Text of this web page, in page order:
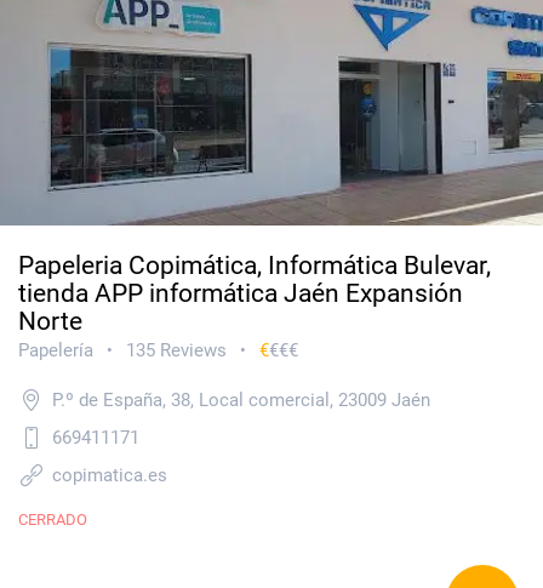
Papeleria Copimática, Informática Bulevar,
tienda APP informática Jaén Expansión
Norte
Papelería • 135 Reviews • €€€€
P.º de España, 38, Local comercial, 23009 Jaén
669411171
copimatica.es
CERRADO